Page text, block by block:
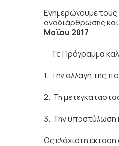
Ενημερώνουμε τους
αναδιάρθρωσης
Μαΐου 2017.
Το Πρόγραμμα
1. Την αλλαγή της
2. Τη
3. Την υποστύλωση
Ως ελάχιστη